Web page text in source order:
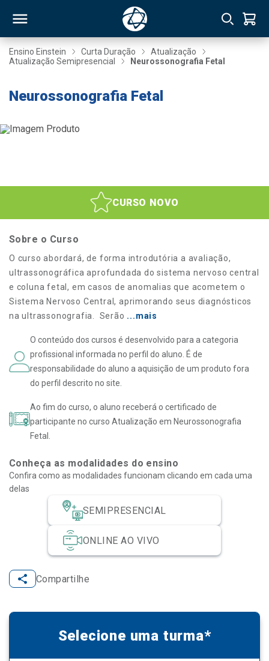
Ensino Einstein Curta Duração
Atualização
Atualização Semipresencial
Neurossonografia Fetal
Neurossonografia Fetal
CURSO NOVO
Sobre o Curso
O curso abordará, de forma introdutória a avaliação,
ultrassonográfica aprofundada do sistema nervoso central
e coluna fetal, em casos de anomalias que acometem o
Sistema Nervoso Central, aprimorando seus diagnósticos
na ultrassonografia. Serão ...mais
O conteúdo dos cursos é desenvolvido para a categoria
profissional informada no perfil do aluno. É de
responsabilidade do aluno a aquisição de um produto fora
do perfil descrito no site.
Ao fim do curso, o aluno receberá o certificado de
participante no curso Atualização em Neurossonografia
Fetal.
Conheça as modalidades do ensino
SEMIPRESENCIAL
ONLINE AO VIVO
Confira como as modalidades funcionam clicando em cada uma
delas
Compartilhe
Selecione uma turma*